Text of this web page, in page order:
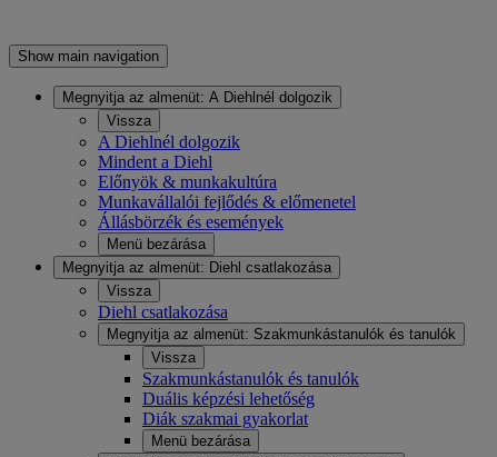
Show main navigation
Megnyitja az almenüt: A Diehlnél dolgozik
Vissza
A Diehlnél dolgozik
Mindent a Diehl
Előnyök & munkakultúra
Munkavállalói fejlődés & előmenetel
Állásbörzék és események
Menü bezárása
Megnyitja az almenüt: Diehl csatlakozása
Vissza
Diehl csatlakozása
Megnyitja az almenüt: Szakmunkástanulók és tanulók
Vissza
Szakmunkástanulók és tanulók
Duális képzési lehetőség
Diák szakmai gyakorlat
Menü bezárása